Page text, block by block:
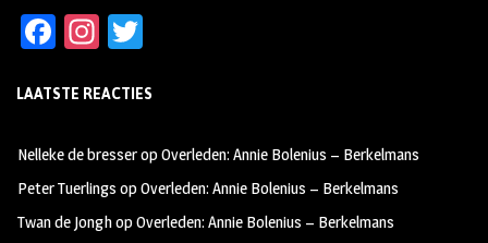
Fa
b
oo
k
In
ag
m
tt
LAATSTE REACTIES
Nelleke de bresseropOverleden: Annie Bolenius – Berkelmans
Peter Tuerlings opOverleden: Annie Bolenius – Berkelmans
Twan de JonghopOverleden: Annie Bolenius – Berkelmans